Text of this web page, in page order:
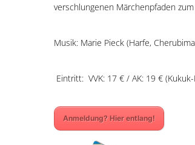
verschlungenen Märchenpfaden
Musik: Marie Pieck (Harfe,
Eintritt: VVK: 17 € / AK: 19 €
Anmeldung? Hier entlang!